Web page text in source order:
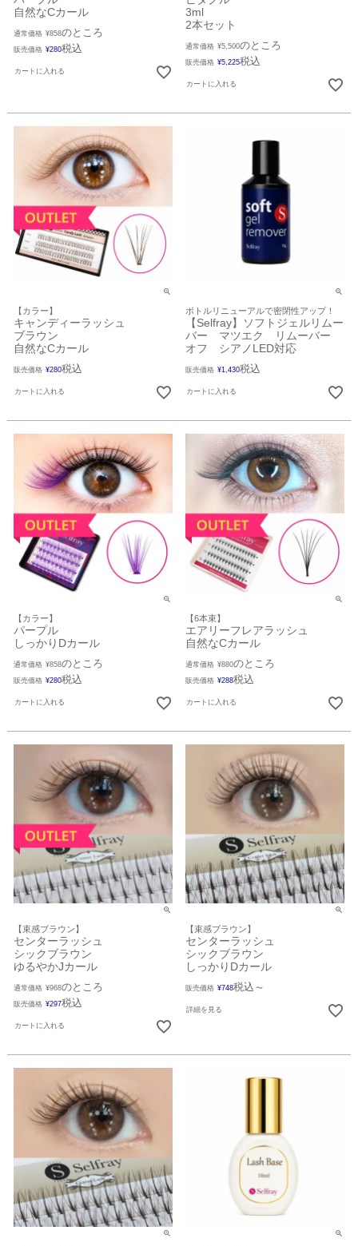
自然なCカール
通常価格 ¥858のところ
販売価格 ¥280税込
カートに入れる
3ml
2本セット
通常価格 ¥5,500のところ
販売価格 ¥5,225税込
カートに入れる
【カラー】
キャンディーラッシュ
ブラウン
自然なCカール
販売価格 ¥280税込
カートに入れる
ボトルリニューアルで密閉性アップ！
【Selfray】ソフトジェルリムー
バー マツエク リムーバー
オフ シアノLED対応
販売価格 ¥1,430税込
カートに入れる
【カラー】
パープル
しっかりDカール
通常価格 ¥858のところ
販売価格 ¥280税込
カートに入れる
【6本束】
エアリーフレアラッシュ
自然なCカール
通常価格 ¥880のところ
販売価格 ¥288税込
カートに入れる
【束感ブラウン】
センターラッシュ
シックブラウン
ゆるやかJカール
通常価格 ¥968のところ
販売価格 ¥297税込
カートに入れる
【束感ブラウン】
センターラッシュ
シックブラウン
しっかりDカール
販売価格 ¥748税込 〜
詳細を見る